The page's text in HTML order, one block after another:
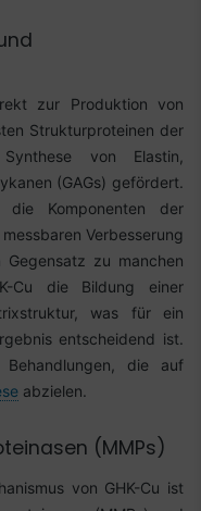
zur Produktion von
Strukturproteinen der
von Elastin,
(GAGs) gefördert.
die Komponenten der
Verbesserung
zu manchen
Cu die Bildung einer
was für ein
entscheidend ist.
die auf
abzielen.
(MMPs)
von GHK-Cu ist